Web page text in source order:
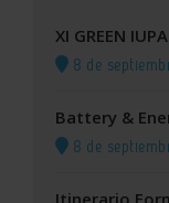
XI GREEN
8 de
Battery &
8 de
Itinerario